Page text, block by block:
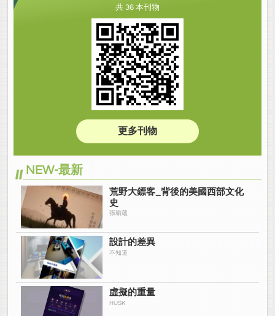
共 36 本刊物
更多刊物
NEW-最新
荒野大鏢客_背後的美國西部文化
史
張瑜蘊
設計的差異
不知道
虛擬的重量
HUSK